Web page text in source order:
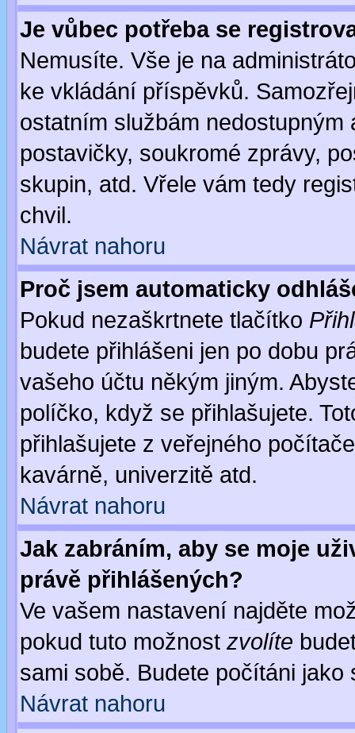
Je vůbec potřeba se
Nemusíte. Vše je na
ke vkládání příspěvků.
ostatním službám
postavičky, soukromé zprávy,
skupin, atd. Vřele vám tedy
chvil.
Návrat nahoru
Proč jsem automaticky
Pokud nezaškrtnete tlačítko
budete přihlášeni jen po dobu
vašeho účtu někým jiným.
políčko, když se přihlašujete.
přihlašujete z veřejného
kavárně, univerzitě atd.
Návrat nahoru
Jak zabráním, aby se moje
právě přihlášených?
Ve vašem nastavení najděte
pokud tuto možnost zvolíte
sami sobě. Budete počítáni jako
Návrat nahoru